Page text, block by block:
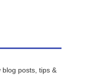
posts, tips &